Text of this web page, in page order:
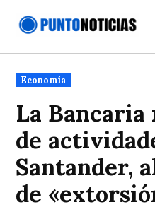
Publicado
en
Economía
La
de
Santander,
de